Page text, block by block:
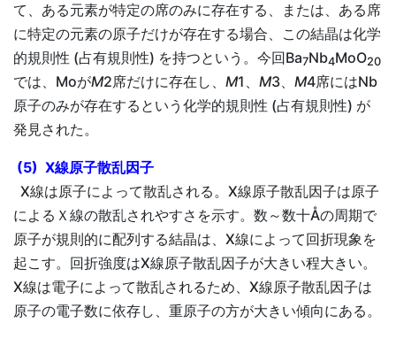
て、ある元素が特定の席のみに存在する、または、ある席
に特定の元素の原子だけが存在する場合、この結晶は化学
的規則性 (占有規則性) を持つという。今回Ba7Nb4MoO20
では、MoがM2席だけに存在し、 M1、 M3、 M4席にはNb
原子のみが存在するという化学的規則性 (占有規則性) が
発見された。
(5) X線原子散乱因子
X線は原子によって散乱される。X線原子散乱因子は原子
によるＸ線の散乱されやすさを示す。数～数十Åの周期で
原子が規則的に配列する結晶は、X線によって回折現象を
起こす。回折強度はX線原子散乱因子が大きい程大きい。
X線は電子によって散乱されるため、X線原子散乱因子は
原子の電子数に依存し、重原子の方が大きい傾向にある。